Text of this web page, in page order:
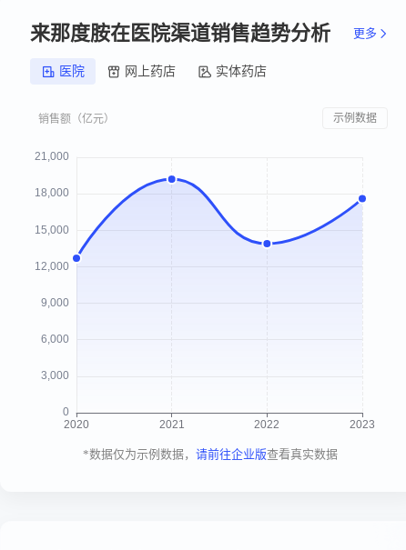
来那度胺在医院渠道销售趋势分析 更多
医院 网上药店 实体药店
示例数据
*数据仅为示例数据， 请前往企业版查看真实数据